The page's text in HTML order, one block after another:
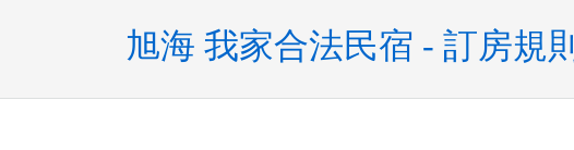
旭海 我家合法民宿 - 訂房規則